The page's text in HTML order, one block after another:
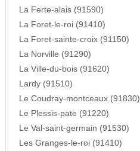
La Ferte-alais (91590)
La Foret-le-roi (91410)
La Foret-sainte-croix (91150)
La Norville (91290)
La Ville-du-bois (91620)
Lardy (91510)
Le Coudray-montceaux (91830)
Le Plessis-pate (91220)
Le Val-saint-germain (91530)
Les Granges-le-roi (91410)